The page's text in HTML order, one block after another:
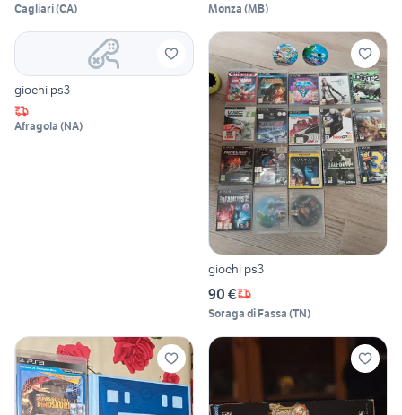
Cagliari(CA) Monza (MB)
giochi ps3
Afragola (NA)
giochi ps3
90 €
Soraga di Fassa (TN)